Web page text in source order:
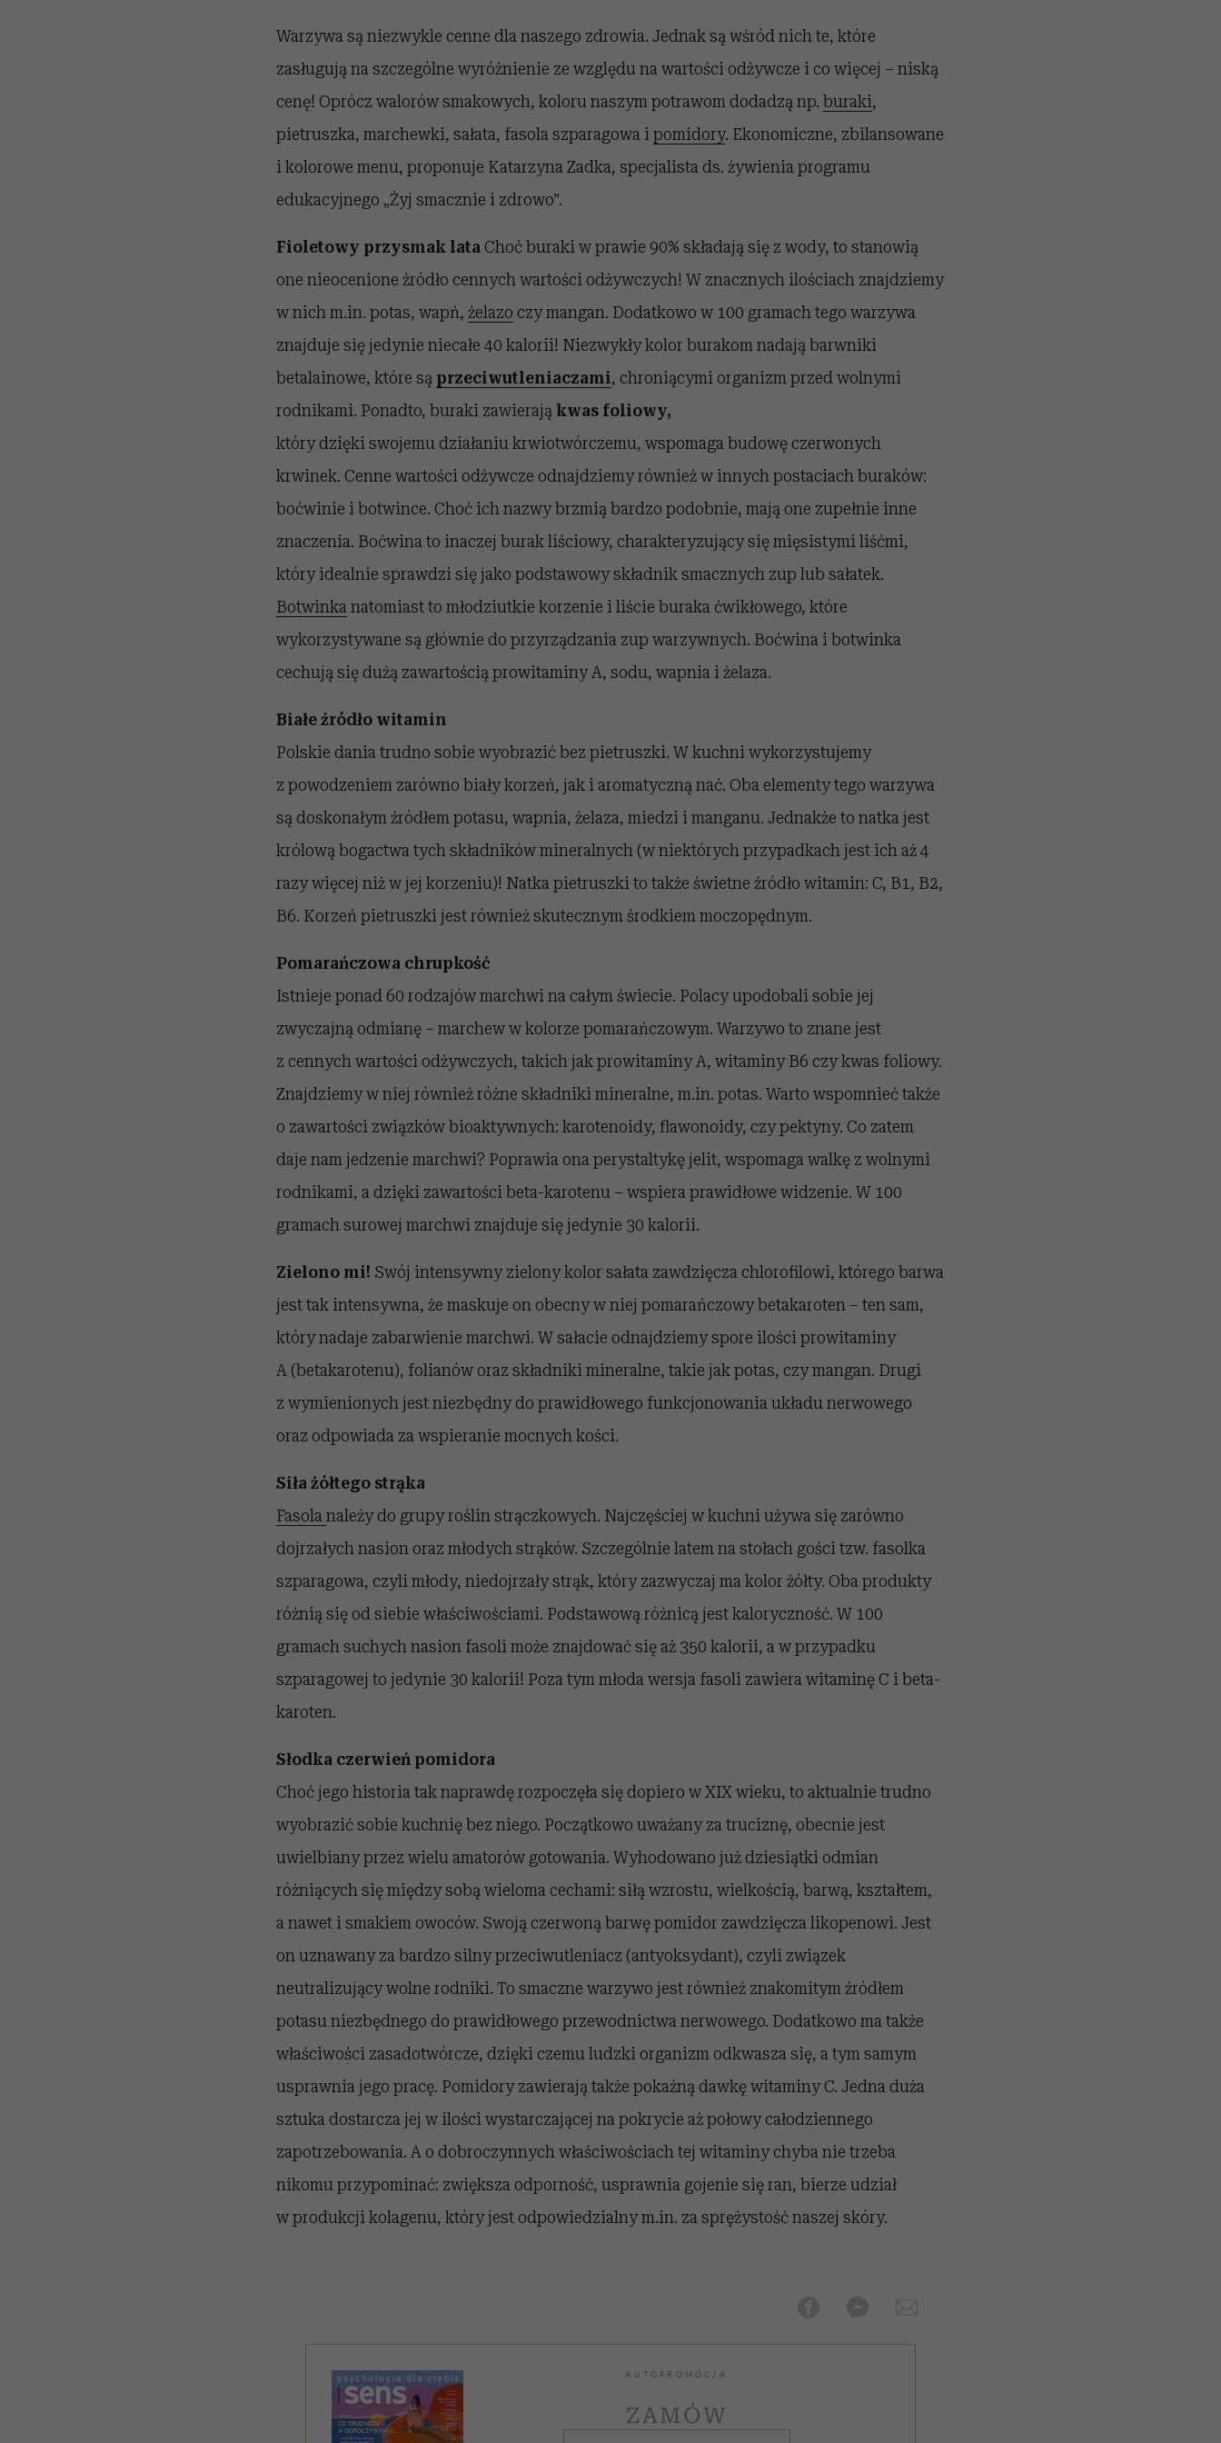
Warzywa są niezwykle cenne dla naszego zdrowia. Jednak są wśród nich te, które
zasługują na szczególne wyróżnienie ze względu na wartości odżywcze i co więcej – niską
cenę! Oprócz walorów smakowych, koloru naszym potrawom dodadzą np. buraki,
pietruszka, marchewki, sałata, fasola szparagowa i pomidory. Ekonomiczne, zbilansowane
i kolorowe menu, proponuje Katarzyna Zadka, specjalista ds. żywienia programu
edukacyjnego „Żyj smacznie i zdrowo”.
Fioletowy przysmak lata Choć buraki w prawie 90% składają się z wody, to stanowią
one nieocenione źródło cennych wartości odżywczych! W znacznych ilościach znajdziemy
w nich m.in. potas, wapń, żelazo czy mangan. Dodatkowo w 100 gramach tego warzywa
znajduje się jedynie niecałe 40 kalorii! Niezwykły kolor burakom nadają barwniki
betalainowe, które są przeciwutleniaczami, chroniącymi organizm przed wolnymi
rodnikami. Ponadto, buraki zawierają kwas foliowy,
który dzięki swojemu działaniu krwiotwórczemu, wspomaga budowę czerwonych
krwinek. Cenne wartości odżywcze odnajdziemy również w innych postaciach buraków:
boćwinie i botwince. Choć ich nazwy brzmią bardzo podobnie, mają one zupełnie inne
znaczenia. Boćwina to inaczej burak liściowy, charakteryzujący się mięsistymi liśćmi,
który idealnie sprawdzi się jako podstawowy składnik smacznych zup lub sałatek.
Botwinka natomiast to młodziutkie korzenie i liście buraka ćwikłowego, które
wykorzystywane są głównie do przyrządzania zup warzywnych. Boćwina i botwinka
cechują się dużą zawartością prowitaminy A, sodu, wapnia i żelaza.
Białe źródło witamin
Polskie dania trudno sobie wyobrazić bez pietruszki. W kuchni wykorzystujemy
z powodzeniem zarówno biały korzeń, jak i aromatyczną nać. Oba elementy tego warzywa
są doskonałym źródłem potasu, wapnia, żelaza, miedzi i manganu. Jednakże to natka jest
królową bogactwa tych składników mineralnych (w niektórych przypadkach jest ich aż 4
razy więcej niż w jej korzeniu)! Natka pietruszki to także świetne źródło witamin: C, B1, B2,
B6. Korzeń pietruszki jest również skutecznym środkiem moczopędnym.
Pomarańczowa chrupkość
Istnieje ponad 60 rodzajów marchwi na całym świecie. Polacy upodobali sobie jej
zwyczajną odmianę – marchew w kolorze pomarańczowym. Warzywo to znane jest
z cennych wartości odżywczych, takich jak prowitaminy A, witaminy B6 czy kwas foliowy.
Znajdziemy w niej również różne składniki mineralne, m.in. potas. Warto wspomnieć także
o zawartości związków bioaktywnych: karotenoidy, flawonoidy, czy pektyny. Co zatem
daje nam jedzenie marchwi? Poprawia ona perystaltykę jelit, wspomaga walkę z wolnymi
rodnikami, a dzięki zawartości beta-karotenu – wspiera prawidłowe widzenie. W 100
gramach surowej marchwi znajduje się jedynie 30 kalorii.
Zielono mi! Swój intensywny zielony kolor sałata zawdzięcza chlorofilowi, którego barwa
jest tak intensywna, że maskuje on obecny w niej pomarańczowy betakaroten – ten sam,
który nadaje zabarwienie marchwi. W sałacie odnajdziemy spore ilości prowitaminy
A (betakarotenu), folianów oraz składniki mineralne, takie jak potas, czy mangan. Drugi
z wymienionych jest niezbędny do prawidłowego funkcjonowania układu nerwowego
oraz odpowiada za wspieranie mocnych kości.
Siła żółtego strąka
Fasola należy do grupy roślin strączkowych. Najczęściej w kuchni używa się zarówno
dojrzałych nasion oraz młodych strąków. Szczególnie latem na stołach gości tzw. fasolka
szparagowa, czyli młody, niedojrzały strąk, który zazwyczaj ma kolor żółty. Oba produkty
różnią się od siebie właściwościami. Podstawową różnicą jest kaloryczność. W 100
gramach suchych nasion fasoli może znajdować się aż 350 kalorii, a w przypadku
szparagowej to jedynie 30 kalorii! Poza tym młoda wersja fasoli zawiera witaminę C i beta-
karoten.
Słodka czerwień pomidora
Choć jego historia tak naprawdę rozpoczęła się dopiero w XIX wieku, to aktualnie trudno
wyobrazić sobie kuchnię bez niego. Początkowo uważany za truciznę, obecnie jest
uwielbiany przez wielu amatorów gotowania. Wyhodowano już dziesiątki odmian
różniących się między sobą wieloma cechami: siłą wzrostu, wielkością, barwą, kształtem,
a nawet i smakiem owoców. Swoją czerwoną barwę pomidor zawdzięcza likopenowi. Jest
on uznawany za bardzo silny przeciwutleniacz (antyoksydant), czyli związek
neutralizujący wolne rodniki. To smaczne warzywo jest również znakomitym źródłem
potasu niezbędnego do prawidłowego przewodnictwa nerwowego. Dodatkowo ma także
właściwości zasadotwórcze, dzięki czemu ludzki organizm odkwasza się, a tym samym
usprawnia jego pracę. Pomidory zawierają także pokaźną dawkę witaminy C. Jedna duża
sztuka dostarcza jej w ilości wystarczającej na pokrycie aż połowy całodziennego
zapotrzebowania. A o dobroczynnych właściwościach tej witaminy chyba nie trzeba
nikomu przypominać: zwiększa odporność, usprawnia gojenie się ran, bierze udział
w produkcji kolagenu, który jest odpowiedzialny m.in. za sprężystość naszej skóry.
AUTOPROMOCJA
ZAMÓW